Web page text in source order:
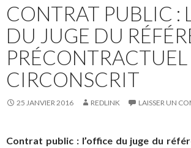
CONTRAT PUBLIC :
DU JUGE DU
PRÉCONTRACTUEL
CIRCONSCRIT
25 JANVIER 2016 REDLINK LAISSER UN
Contrat public : l’office du juge du